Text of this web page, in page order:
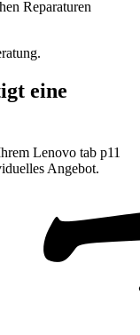
Reparaturen
eine
Lenovo tab p11
Angebot.